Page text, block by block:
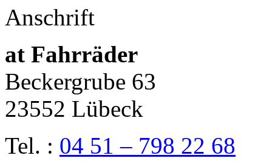
Anschrift
at Fahrräder
Beckergrube 63
23552 Lübeck
Tel. : 04 51 – 798 22 68